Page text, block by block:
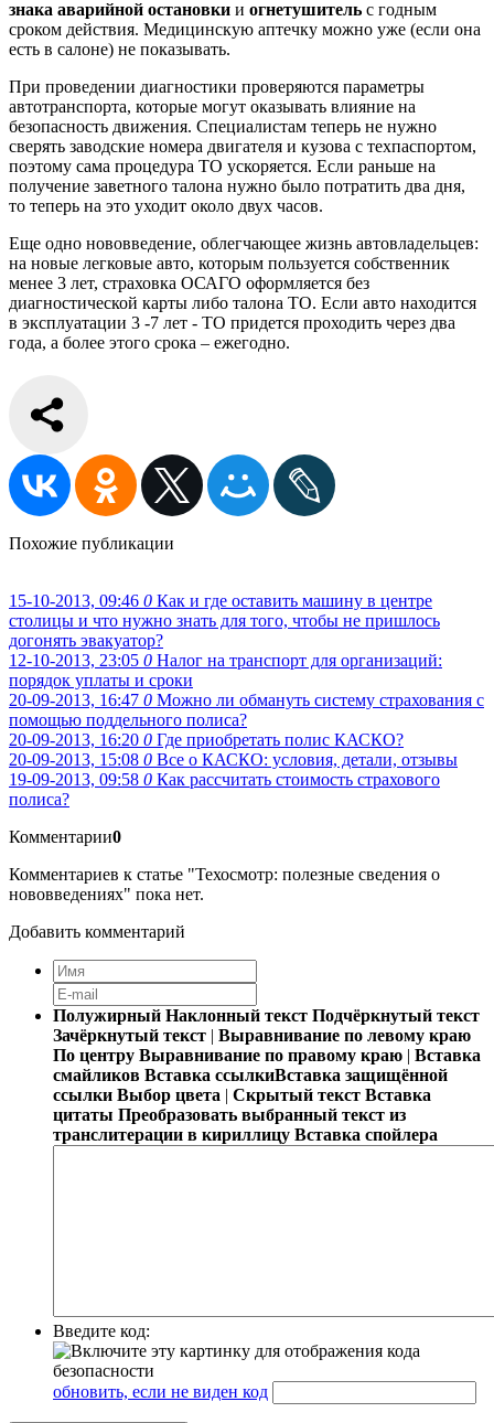
знака аварийной остановки и огнетушитель с годным
сроком действия. Медицинскую аптечку можно уже (если она
есть в салоне) не показывать.
При проведении диагностики проверяются параметры
автотранспорта, которые могут оказывать влияние на
безопасность движения. Специалистам теперь не нужно
сверять заводские номера двигателя и кузова с техпаспортом,
поэтому сама процедура ТО ускоряется. Если раньше на
получение заветного талона нужно было потратить два дня,
то теперь на это уходит около двух часов.
Еще одно нововведение, облегчающее жизнь автовладельцев:
на новые легковые авто, которым пользуется собственник
менее 3 лет, страховка ОСАГО оформляется без
диагностической карты либо талона ТО. Если авто находится
в эксплуатации 3 -7 лет - ТО придется проходить через два
года, а более этого срока – ежегодно.
Похожие публикации
15-10-2013, 09:46 0 Как и где оставить машину в центре
столицы и что нужно знать для того, чтобы не пришлось
догонять эвакуатор?
12-10-2013, 23:05 0 Налог на транспорт для организаций:
порядок уплаты и сроки
20-09-2013, 16:47 0 Можно ли обмануть систему страхования с
помощью поддельного полиса?
20-09-2013, 16:20 0 Где приобретать полис КАСКО?
20-09-2013, 15:08 0 Все о КАСКО: условия, детали, отзывы
19-09-2013, 09:58 0 Как рассчитать стоимость страхового
полиса?
Комментарии0
Комментариев к статье "Техосмотр: полезные сведения о
нововведениях" пока нет.
Добавить комментарий
Полужирный Наклонный текст Подчёркнутый текст
Зачёркнутый текст | Выравнивание по левому краю
По центру Выравнивание по правому краю | Вставка
смайликов Вставка ссылкиВставка защищённой
ссылки Выбор цвета | Скрытый текст Вставка
цитаты Преобразовать выбранный текст из
транслитерации в кириллицу Вставка спойлера
Введите код:
обновить, если не виден код